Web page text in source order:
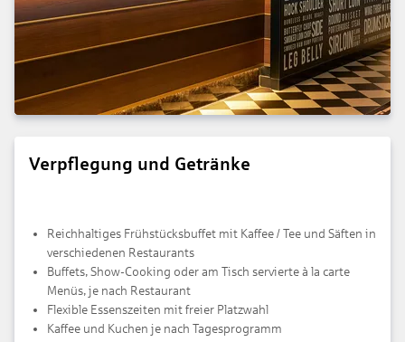
Verpflegung und Getränke
Reichhaltiges Frühstücksbuffet mit Kaffee / Tee und Säften in
verschiedenen Restaurants
Buffets, Show-Cooking oder am Tisch servierte à la carte
Menüs, je nach Restaurant
Flexible Essenszeiten mit freier Platzwahl
Kaffee und Kuchen je nach Tagesprogramm